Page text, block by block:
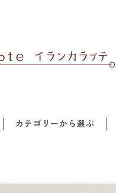
カテゴリーから選ぶ